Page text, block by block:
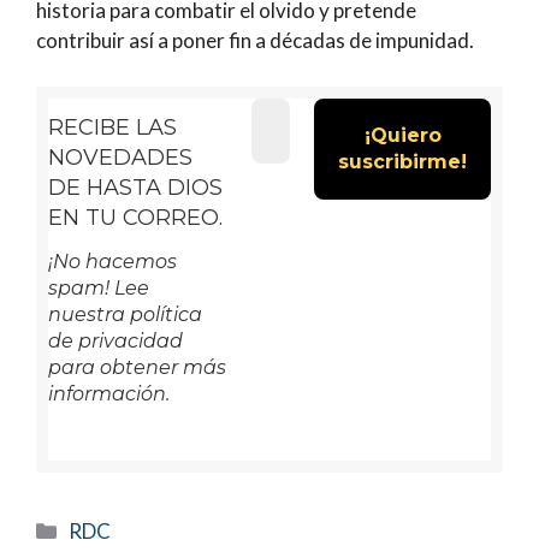
historia para combatir el olvido y pretende
contribuir así a poner fin a décadas de impunidad.
RECIBE LAS
NOVEDADES
DE HASTA DIOS
EN TU CORREO.
¡No hacemos
spam! Lee
nuestra política
de privacidad
para obtener más
información.
Categorías
RDC